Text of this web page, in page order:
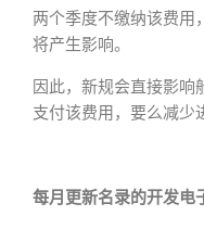
两个季度不缴纳该费用
将产生影响。
因此，新规会直接影响
支付该费用，要么减少
每月更新名录的开发电